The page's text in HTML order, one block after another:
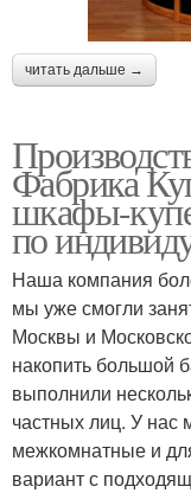
читать дальше →
Фабрика
шкафы-
по
Наша компания
мы уже смогли
Москвы и
накопить большой
выполнили
частных лиц. У нас
межкомнатные и
вариант с